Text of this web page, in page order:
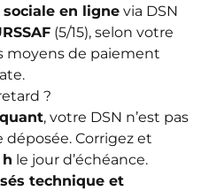
en ligne via DSN
(5/15), selon votre
moyens de paiement
?
, votre DSN n’est pas
Corrigez et
le jour d’échéance.
technique et